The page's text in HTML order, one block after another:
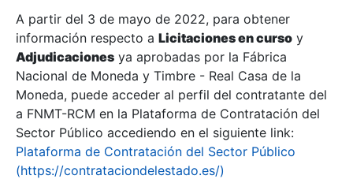
Mostrar/Ocultar
A partir del 3 de mayo de 2022, para obtener
información respecto a Licitaciones en curso y
Adjudicaciones ya aprobadas por la Fábrica
Nacional de Moneda y Timbre - Real Casa de la
Moneda, puede acceder al perfil del contratante del
a FNMT-RCM en la Plataforma de Contratación del
Sector Público accediendo en el siguiente link:
Plataforma de Contratación del Sector Público
(https://contrataciondelestado.es/)